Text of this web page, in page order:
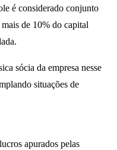
é considerado conjunto
de 10% do capital
sócia da empresa nesse
situações de
apurados pelas